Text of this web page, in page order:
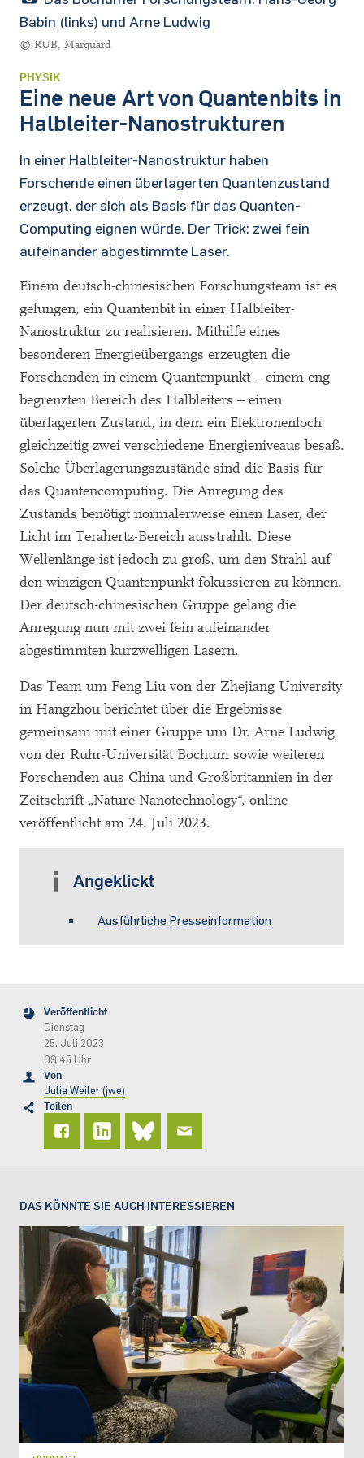
Babin (links) und Arne Ludwig
© RUB, Marquard
PHYSIK
Eine neue Art von Quantenbits in
Halbleiter-Nanostrukturen
In einer Halbleiter-Nanostruktur haben
Forschende einen überlagerten Quantenzustand
erzeugt, der sich als Basis für das Quanten-
Computing eignen würde. Der Trick: zwei fein
aufeinander abgestimmte Laser.
Einem deutsch-chinesischen Forschungsteam ist es
gelungen, ein Quantenbit in einer Halbleiter-
Nanostruktur zu realisieren. Mithilfe eines
besonderen Energieübergangs erzeugten die
Forschenden in einem Quantenpunkt – einem eng
begrenzten Bereich des Halbleiters – einen
überlagerten Zustand, in dem ein Elektronenloch
gleichzeitig zwei verschiedene Energieniveaus besaß.
Solche Überlagerungszustände sind die Basis für
das Quantencomputing. Die Anregung des
Zustands benötigt normalerweise einen Laser, der
Licht im Terahertz-Bereich ausstrahlt. Diese
Wellenlänge ist jedoch zu groß, um den Strahl auf
den winzigen Quantenpunkt fokussieren zu können.
Der deutsch-chinesischen Gruppe gelang die
Anregung nun mit zwei fein aufeinander
abgestimmten kurzwelligen Lasern.
Das Team um Feng Liu von der Zhejiang University
in Hangzhou berichtet über die Ergebnisse
gemeinsam mit einer Gruppe um Dr. Arne Ludwig
von der Ruhr-Universität Bochum sowie weiteren
Forschenden aus China und Großbritannien in der
Zeitschrift „Nature Nanotechnology“, online
veröffentlicht am 24. Juli 2023.
Angeklickt
Ausführliche Presseinformation
Veröffentlicht
Dienstag
25. Juli 2023
09:45 Uhr
Von
Julia Weiler (jwe)
Teilen
DAS KÖNNTE SIE AUCH INTERESSIEREN